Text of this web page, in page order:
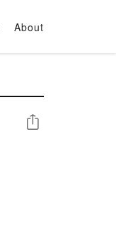
About
Share